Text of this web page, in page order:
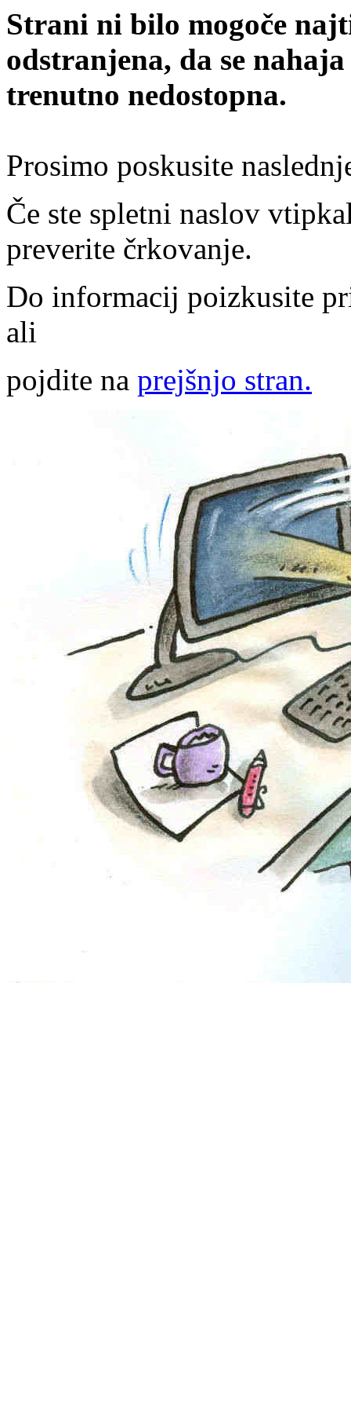
Strani ni bilo mogoče
odstranjena, da se
trenutno nedostopna.
Prosimo poskusite
Če ste spletni naslov
preverite črkovanje.
Do informacij poizkusite
ali
pojdite na prejšnjo stran.